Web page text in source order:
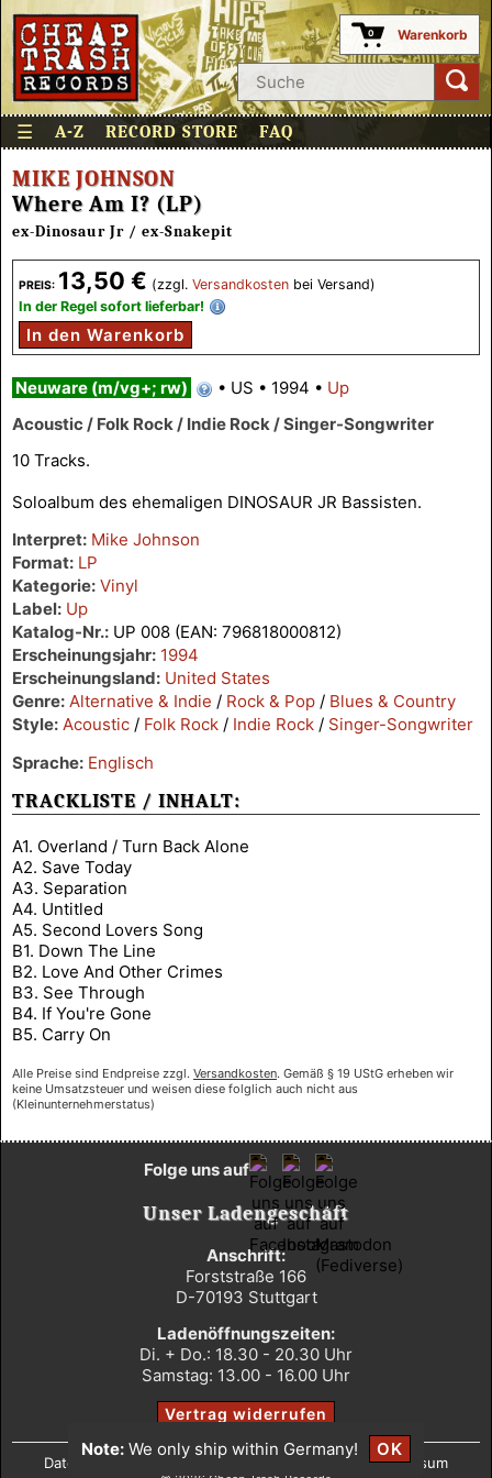
0 Warenkorb
☰ A-Z RECORD STORE FAQ
PREIS: 13,50 € (zzgl. Versandkosten bei Versand)
In der Regel sofort lieferbar!
In den Warenkorb
MIKE JOHNSON
Where Am I? (LP)
ex-Dinosaur Jr / ex-Snakepit
Neuware (m/vg+; rw) • US • 1994 • Up
Acoustic / Folk Rock / Indie Rock / Singer-Songwriter
10 Tracks.
Soloalbum des ehemaligen DINOSAUR JR Bassisten.
Interpret: Mike Johnson
Format: LP
Kategorie: Vinyl
Label: Up
Katalog-Nr.: UP 008 (EAN: 796818000812)
Erscheinungsjahr: 1994
Erscheinungsland: United States
Genre: Alternative & Indie / Rock & Pop / Blues & Country
Style: Acoustic / Folk Rock / Indie Rock / Singer-Songwriter
Sprache: Englisch
TRACKLISTE / INHALT:
A1. Overland / Turn Back Alone
A2. Save Today
A3. Separation
A4. Untitled
A5. Second Lovers Song
B1. Down The Line
B2. Love And Other Crimes
B3. See Through
B4. If You're Gone
B5. Carry On
Alle Preise sind Endpreise zzgl. Versandkosten. Gemäß § 19 UStG erheben wir
keine Umsatzsteuer und weisen diese folglich auch nicht aus
(Kleinunternehmerstatus)
Unser Ladengeschäft
Anschrift:
Forststraße 166
D-70193 Stuttgart
Ladenöffnungszeiten:
Di. + Do.: 18.30 - 20.30 Uhr
Samstag: 13.00 - 16.00 Uhr
Vertrag widerrufen
Folge uns auf
Datenschutz AGB• Widerrufsbelehrung•Impressum
Note: We only ship within Germany! OK